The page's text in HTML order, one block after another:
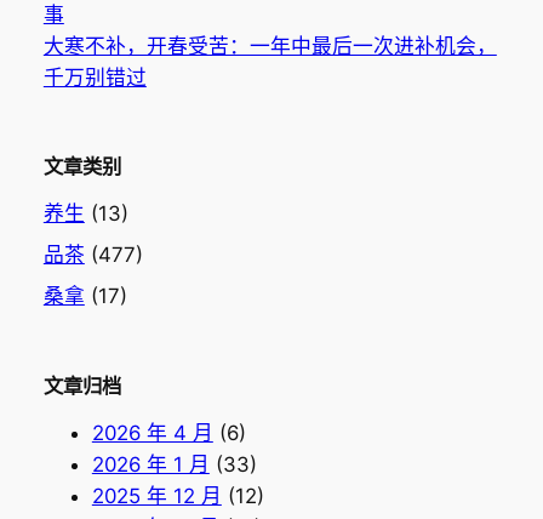
事
大寒不补，开春受苦：一年中最后一次进补机会，
千万别错过
文章类别
养生 (13)
品茶 (477)
桑拿 (17)
文章归档
2026 年 4 月 (6)
2026 年 1 月 (33)
2025 年 12 月 (12)